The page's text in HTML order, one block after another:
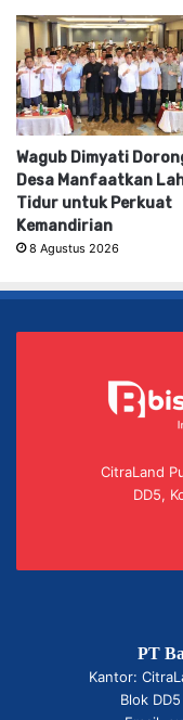
Wagub Dimyati
Desa Manfaatkan
Tidur untuk Perkuat
Kemandirian
8 Agustus 2026
CitraLand
DD5,
PT
Kantor:
Blok